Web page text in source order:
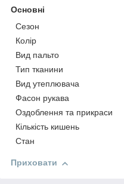
Основні
Сезон
Колір
Вид пальто
Тип тканини
Вид утеплювача
Фасон рукава
Оздоблення та прикраси
Кількість кишень
Стан
Приховати